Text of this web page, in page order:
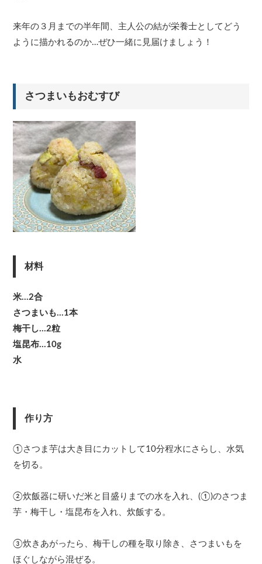
来年の３月までの半年間、主人公の結が栄養士としてどう
ように描かれるのか…ぜひ一緒に見届けましょう！
さつまいもおむすび
材料
米…2合
さつまいも…1本
梅干し…2粒
塩昆布…10g
水
作り方
①さつま芋は大き目にカットして10分程水にさらし、水気
を切る。
②炊飯器に研いだ米と目盛りまでの水を入れ、(①)のさつま
芋・梅干し・塩昆布を入れ、炊飯する。
③炊きあがったら、梅干しの種を取り除き、さつまいもを
ほぐしながら混ぜる。